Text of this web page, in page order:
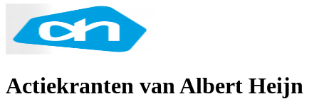
Actiekranten van Albert Heijn